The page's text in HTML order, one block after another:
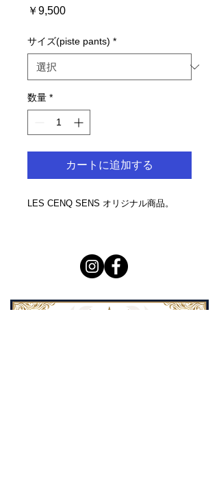
￥9,500価
サイズ(piste pants) *
数量 *
カートに追加する
LES CENQ SENS オリジナル商品。